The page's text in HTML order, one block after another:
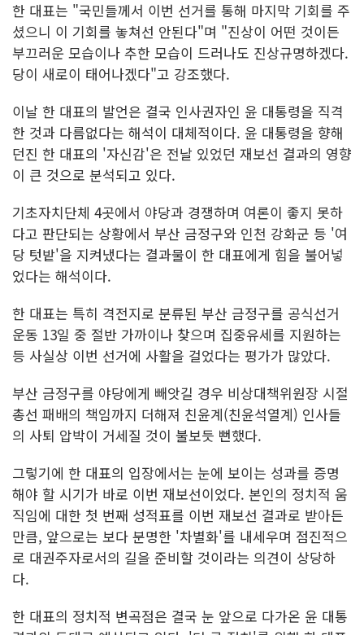
한 대표는 "국민들께서 이번 선거를 통해 마지막 기회를 주
셨으니 이 기회를 놓쳐선 안된다"며 "진상이 어떤 것이든
부끄러운 모습이나 추한 모습이 드러나도 진상규명하겠다.
당이 새로이 태어나겠다"고 강조했다.
이날 한 대표의 발언은 결국 인사권자인 윤 대통령을 직격
한 것과 다름없다는 해석이 대체적이다. 윤 대통령을 향해
던진 한 대표의 '자신감'은 전날 있었던 재보선 결과의 영향
이 큰 것으로 분석되고 있다.
기초자치단체 4곳에서 야당과 경쟁하며 여론이 좋지 못하
다고 판단되는 상황에서 부산 금정구와 인천 강화군 등 '여
당 텃밭'을 지켜냈다는 결과물이 한 대표에게 힘을 불어넣
었다는 해석이다.
한 대표는 특히 격전지로 분류된 부산 금정구를 공식선거
운동 13일 중 절반 가까이나 찾으며 집중유세를 지원하는
등 사실상 이번 선거에 사활을 걸었다는 평가가 많았다.
부산 금정구를 야당에게 빼앗길 경우 비상대책위원장 시절
총선 패배의 책임까지 더해져 친윤계(친윤석열계) 인사들
의 사퇴 압박이 거세질 것이 불보듯 뻔했다.
그렇기에 한 대표의 입장에서는 눈에 보이는 성과를 증명
해야 할 시기가 바로 이번 재보선이었다. 본인의 정치적 움
직임에 대한 첫 번째 성적표를 이번 재보선 결과로 받아든
만큼, 앞으로는 보다 분명한 '차별화'를 내세우며 점진적으
로 대권주자로서의 길을 준비할 것이라는 의견이 상당하
다.
한 대표의 정치적 변곡점은 결국 눈 앞으로 다가온 윤 대통